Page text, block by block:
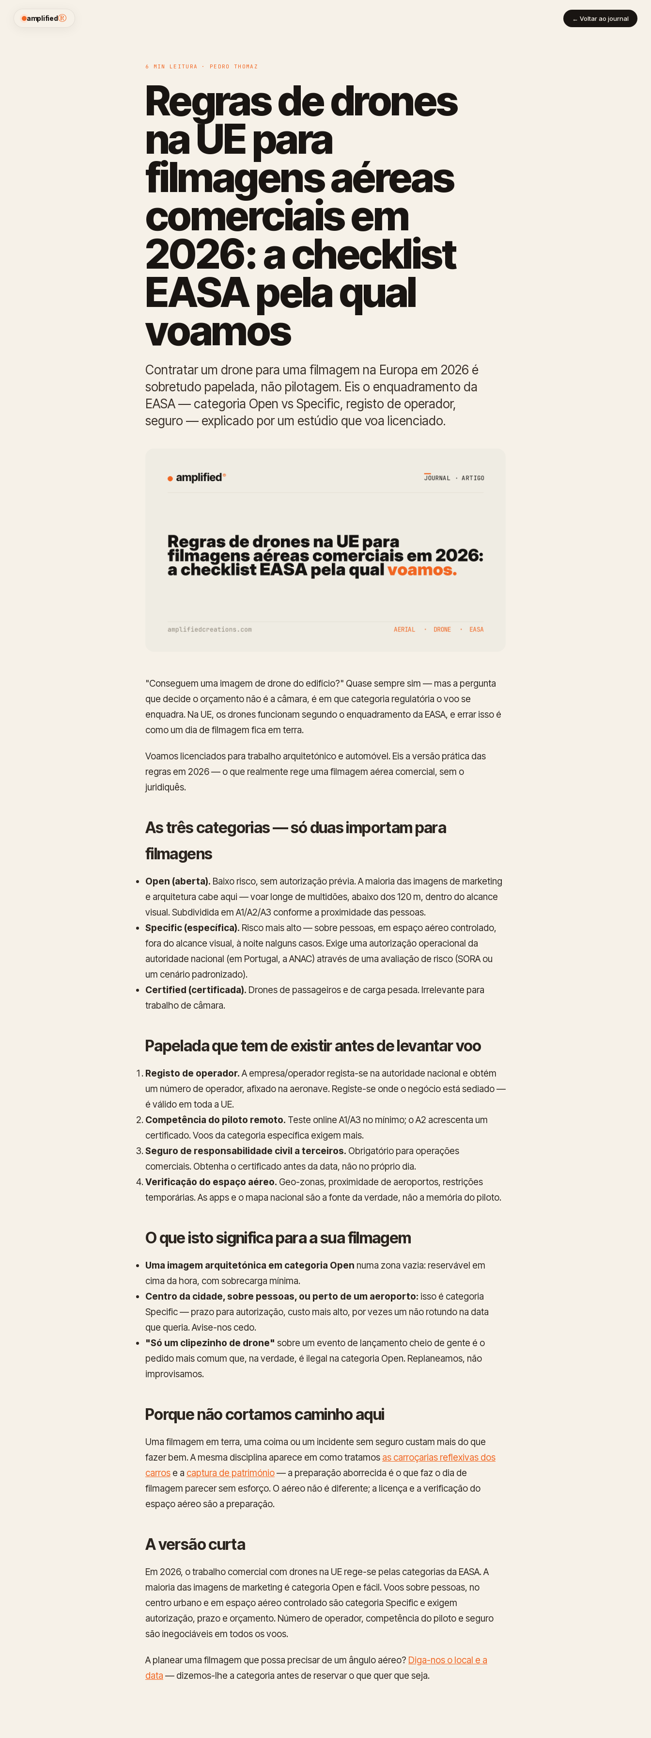
amplified® ← Voltar ao journal
6 MIN LEITURA · PEDRO THOMAZ
Regras de drones
na UE para
filmagens aéreas
comerciais em
2026: a checklist
EASA pela qual
voamos
Contratar um drone para uma filmagem na Europa em 2026 é
sobretudo papelada, não pilotagem. Eis o enquadramento da
EASA — categoria Open vs Specific, registo de operador,
seguro — explicado por um estúdio que voa licenciado.
"Conseguem uma imagem de drone do edifício?" Quase sempre sim — mas a pergunta
que decide o orçamento não é a câmara, é em que categoria regulatória o voo se
enquadra. Na UE, os drones funcionam segundo o enquadramento da EASA, e errar isso é
como um dia de filmagem fica em terra.
Voamos licenciados para trabalho arquitetónico e automóvel. Eis a versão prática das
regras em 2026 — o que realmente rege uma filmagem aérea comercial, sem o
juridiquês.
As três categorias — só duas importam para
filmagens
Open (aberta). Baixo risco, sem autorização prévia. A maioria das imagens de marketing
e arquitetura cabe aqui — voar longe de multidões, abaixo dos 120 m, dentro do alcance
visual. Subdividida em A1/A2/A3 conforme a proximidade das pessoas.
Specific (específica). Risco mais alto — sobre pessoas, em espaço aéreo controlado,
fora do alcance visual, à noite nalguns casos. Exige uma autorização operacional da
autoridade nacional (em Portugal, a ANAC) através de uma avaliação de risco (SORA ou
um cenário padronizado).
Certified (certificada). Drones de passageiros e de carga pesada. Irrelevante para
trabalho de câmara.
Papelada que tem de existir antes de levantar voo
Registo de operador. A empresa/operador regista-se na autoridade nacional e obtém
um número de operador, afixado na aeronave. Registe-se onde o negócio está sediado —
é válido em toda a UE.
Competência do piloto remoto. Teste online A1/A3 no mínimo; o A2 acrescenta um
certificado. Voos da categoria específica exigem mais.
Seguro de responsabilidade civil a terceiros. Obrigatório para operações
comerciais. Obtenha o certificado antes da data, não no próprio dia.
Verificação do espaço aéreo. Geo-zonas, proximidade de aeroportos, restrições
temporárias. As apps e o mapa nacional são a fonte da verdade, não a memória do piloto.
O que isto significa para a sua filmagem
Uma imagem arquitetónica em categoria Open numa zona vazia: reservável em
cima da hora, com sobrecarga mínima.
Centro da cidade, sobre pessoas, ou perto de um aeroporto: isso é categoria
Specific — prazo para autorização, custo mais alto, por vezes um não rotundo na data
que queria. Avise-nos cedo.
"Só um clipezinho de drone" sobre um evento de lançamento cheio de gente é o
pedido mais comum que, na verdade, é ilegal na categoria Open. Replaneamos, não
improvisamos.
Porque não cortamos caminho aqui
Uma filmagem em terra, uma coima ou um incidente sem seguro custam mais do que
fazer bem. A mesma disciplina aparece em como tratamos as carroçarias reflexivas dos
carros e a captura de património— a preparação aborrecida é o que faz o dia de
filmagem parecer sem esforço. O aéreo não é diferente; a licença e a verificação do
espaço aéreo são a preparação.
A versão curta
Em 2026, o trabalho comercial com drones na UE rege-se pelas categorias da EASA. A
maioria das imagens de marketing é categoria Open e fácil. Voos sobre pessoas, no
centro urbano e em espaço aéreo controlado são categoria Specific e exigem
autorização, prazo e orçamento. Número de operador, competência do piloto e seguro
são inegociáveis em todos os voos.
A planear uma filmagem que possa precisar de um ângulo aéreo? Diga-nos o local e a
data — dizemos-lhe a categoria antes de reservar o que quer que seja.